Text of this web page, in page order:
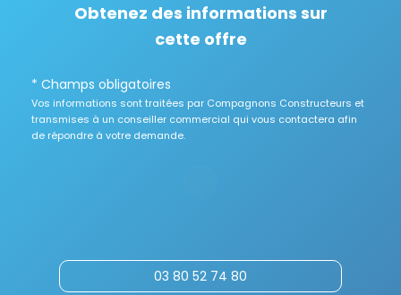
Obtenez des informations sur
cette offre
* Champs obligatoires
Vos informations sont traitées par Compagnons Constructeurs et
transmises à un conseiller commercial qui vous contactera afin
de répondre à votre demande.
03 80 52 74 80